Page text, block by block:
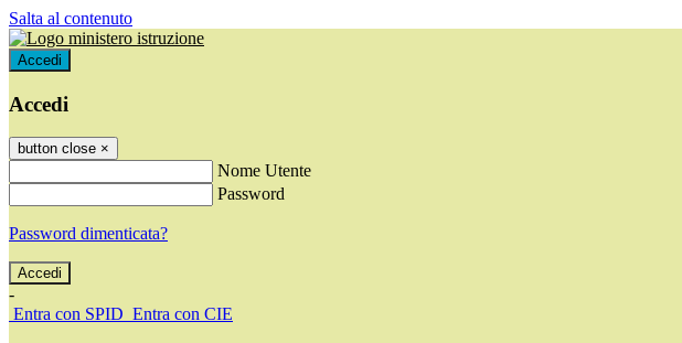
Salta al contenuto
Accedi
Accedi
button close ×
Nome Utente
Password
Password dimenticata?
-
Entra con SPID Entra con CIE